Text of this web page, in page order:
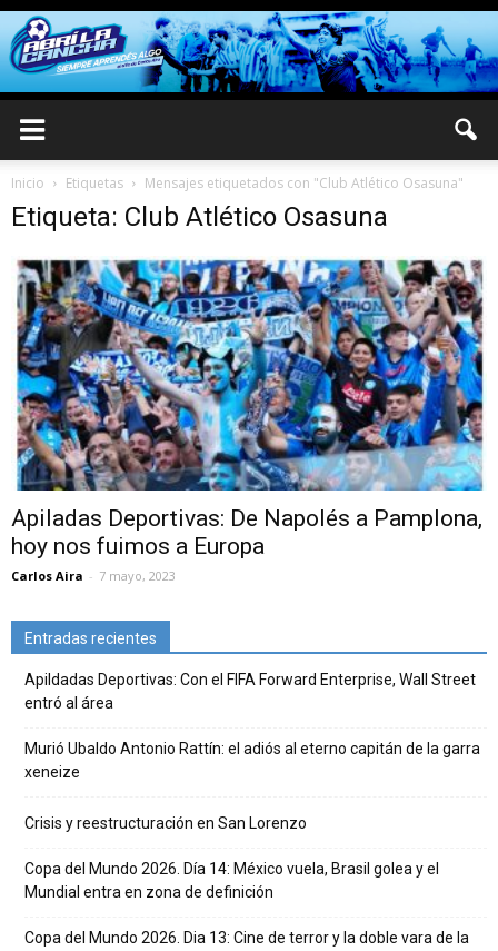
Inicio Etiquetas Mensajes etiquetados con "Club Atlético Osasuna"
Etiqueta: Club Atlético Osasuna
Apiladas Deportivas: De Napolés a Pamplona,
hoy nos fuimos a Europa
Carlos Aira - 7 mayo, 2023
Entradas recientes
Apildadas Deportivas: Con el FIFA Forward Enterprise, Wall Street
entró al área
Murió Ubaldo Antonio Rattín: el adiós al eterno capitán de la garra
xeneize
Crisis y reestructuración en San Lorenzo
Copa del Mundo 2026. Día 14: México vuela, Brasil golea y el
Mundial entra en zona de definición
Copa del Mundo 2026. Dia 13: Cine de terror y la doble vara de la